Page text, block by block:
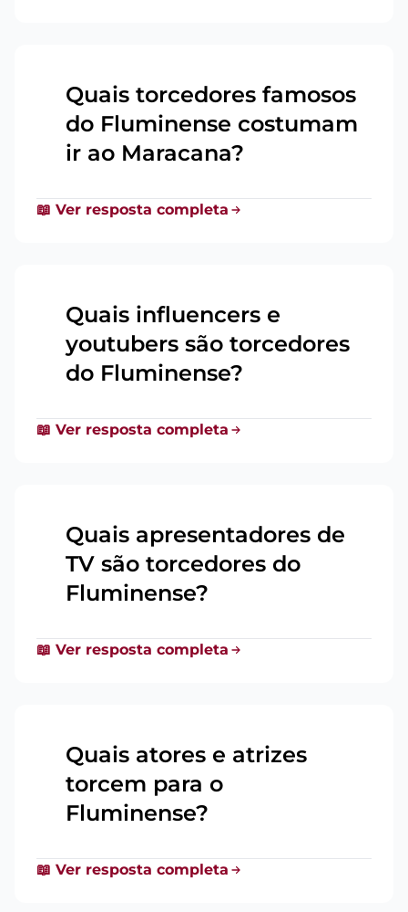
Quais torcedores famosos
do Fluminense costumam
ir ao Maracana?
📖 Ver resposta completa
Quais influencers e
youtubers são torcedores
do Fluminense?
📖 Ver resposta completa
Quais apresentadores de
TV são torcedores do
Fluminense?
📖 Ver resposta completa
Quais atores e atrizes
torcem para o
Fluminense?
📖 Ver resposta completa